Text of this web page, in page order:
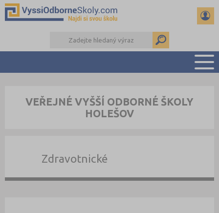
PŘÍPRAVA NA PŘIJÍMAČKY
KALENDÁŘ AKCÍ
VEŘEJNÉ VYŠŠÍ ODBORNÉ ŠKOLY
HOLEŠOV
Zdravotnické